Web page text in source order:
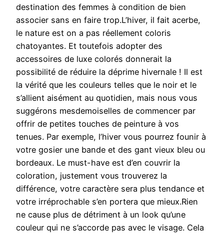
destination des femmes à condition de bien
associer sans en faire trop.L’hiver, il fait acerbe,
le nature est on a pas réellement coloris
chatoyantes. Et toutefois adopter des
accessoires de luxe colorés donnerait la
possibilité de réduire la déprime hivernale ! Il est
la vérité que les couleurs telles que le noir et le
s’allient aisément au quotidien, mais nous vous
suggérons mesdemoiselles de commencer par
offrir de petites touches de peinture à vos
tenues. Par exemple, l’hiver vous pourrez founir à
votre gosier une bande et des gant vieux bleu ou
bordeaux. Le must-have est d’en couvrir la
coloration, justement vous trouverez la
différence, votre caractère sera plus tendance et
votre irréprochable s’en portera que mieux.Rien
ne cause plus de détriment à un look qu’une
couleur qui ne s’accorde pas avec le visage. Cela